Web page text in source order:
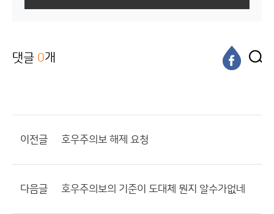
댓글 0개
이전글 호우주의보 해제 요청
다음글 호우주의보의 기준이 도대체 뭔지 알수가없네